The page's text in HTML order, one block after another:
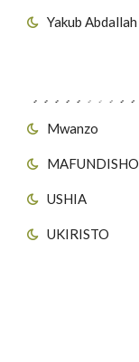
Yakub Abdallah
Mwanzo
MAFUNDISHO
USHIA
UKIRISTO